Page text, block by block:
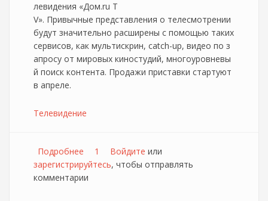
левидения «Дом.ru T
V». Привычные представления о телесмотрении
будут значительно расширены с помощью таких
сервисов, как мультискрин, catch-up, видео по з
апросу от мировых киностудий, многоуровневы
й поиск контента. Продажи приставки стартуют
в апреле.
Телевидение
Подробнее о Новая приставка для Дом.ру ТВ
1 Войдите или
зарегистрируйтесь, чтобы отправлять
комментарии